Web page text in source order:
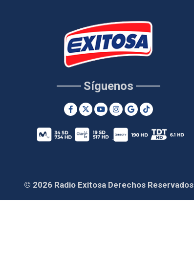
Síguenos
© 2026 Radio Exitosa Derechos Reservados